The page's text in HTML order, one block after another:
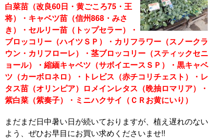
白菜苗（改良60日・黄ごころ75・王
将）・キャベツ苗（信州868・みさ
き）・セルリー苗（トップセラー）・
ブロッコリー（ハイツＳＰ）・カリフラワー（スノークラ
ウン・カリフローレ）・茎ブロッコリー（スティックセニ
ョール）・縮緬キャベツ（サボイエースＳＰ）・黒キャベ
ツ（カーボロネロ）・トレビス（赤チコリチェスト）・レ
タス苗（オリンピア）ロメインレタス（晩抽ロマリア）・
紫白菜（紫奏子）・ミニハクサイ（ＣＲお黄にいり）
まだまだ日中暑い日が続いておりますが、植え遅れのない
よう、ぜひお早目にお買い求めくださいませ!!